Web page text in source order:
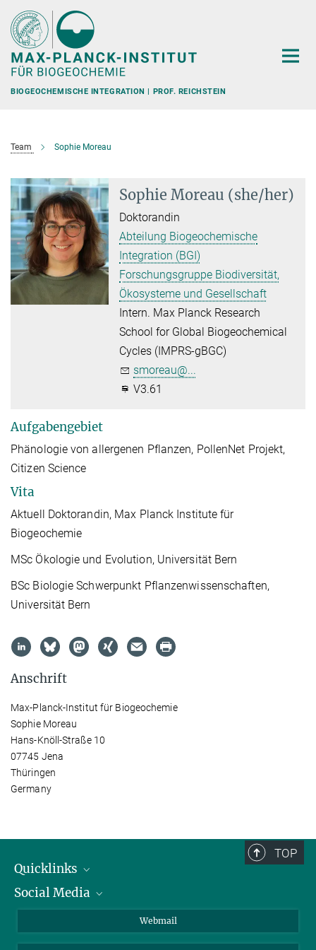
Hauptinhalt
BIOGEOCHEMISCHE INTEGRATION | PROF. REICHSTEIN
Team Sophie Moreau
Sophie Moreau (she/her)
Doktorandin
Abteilung Biogeochemische
Integration (BGI)
Forschungsgruppe Biodiversität,
Ökosysteme und Gesellschaft
Intern. Max Planck Research
School for Global Biogeochemical
Cycles (IMPRS-gBGC)
smoreau@...
V3.61
Aufgabengebiet
Phänologie von allergenen Pflanzen, PollenNet Projekt,
Citizen Science
Vita
Aktuell Doktorandin, Max Planck Institute für
Biogeochemie
MSc Ökologie und Evolution, Universität Bern
BSc Biologie Schwerpunkt Pflanzenwissenschaften,
Universität Bern
Anschrift
Max-Planck-Institut für Biogeochemie
Sophie Moreau
Hans-Knöll-Straße 10
07745 Jena
Thüringen
Germany
TOP
Quicklinks
IMPRS Graduiertenschule
Social Media
BlueSky
Webmail